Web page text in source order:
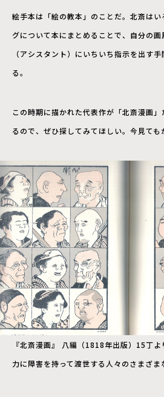
絵手本は「絵の教本」のことだ。北斎は
グについて本にまとめることで、自分の
（アシスタント）にいちいち指示を出す
る。
この時期に描かれた代表作が「北斎漫画
るので、ぜひ探してみてほしい。今見ても
『北斎漫画』 八編（1818年出版）15丁
力に障害を持って渡世する人々のさまざ